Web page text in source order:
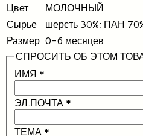
Цвет
МОЛОЧНЫЙ
Сырье
шерсть 30%; ПАН
Размер 0-6 месяцев
СПРОСИТЬ ОБ ЭТОМ
ИМЯ *
ЭЛ.ПОЧТА *
ТЕМА *